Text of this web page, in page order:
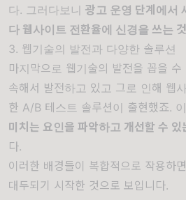
다. 그러다보니 광고 운영 단계에서
다 웹사이트 전환율에 신경을 쓰는
3. 웹기술의 발전과 다양한 솔루션
마지막으로 웹기술의 발전을 꼽을
속해서 발전하고 있고 그로 인해 웹
한 A/B 테스트 솔루션이 출현했죠.
미치는 요인을 파악하고 개선할 수 있
다.
이러한 배경들이 복합적으로 작용하
대두되기 시작한 것으로 보입니다.